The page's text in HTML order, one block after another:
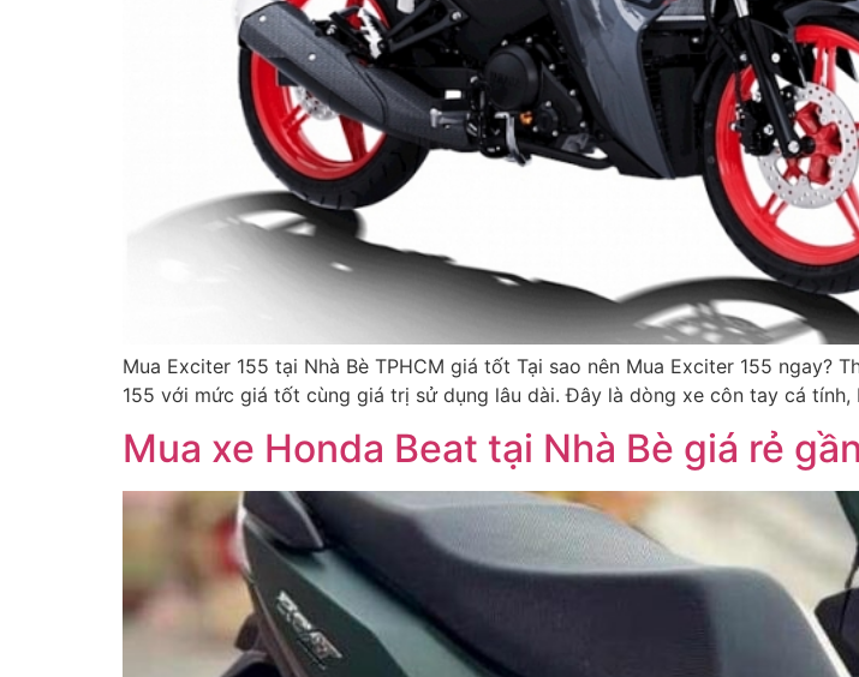
Mua Exciter 155 tại Nhà Bè TPHCM giá tốt Tại sao nên Mua Exciter 155 ngay?
155 với mức giá tốt cùng giá trị sử dụng lâu dài. Đây là dòng xe côn tay cá
Mua xe Honda Beat tại Nhà Bè giá rẻ